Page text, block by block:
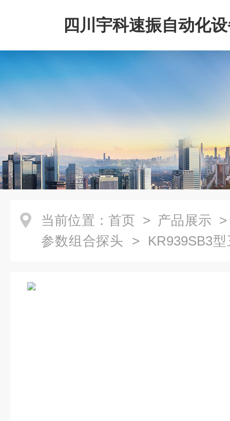
四川宇科速振自动化
公司
当前位置： 首页 > 产品展示
参数组合探头 > KR939SB3